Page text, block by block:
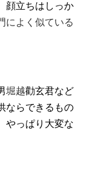
顔立ちはしっか
によく似ている
堀越勸玄君など
ならできるもの
やっぱり大変な